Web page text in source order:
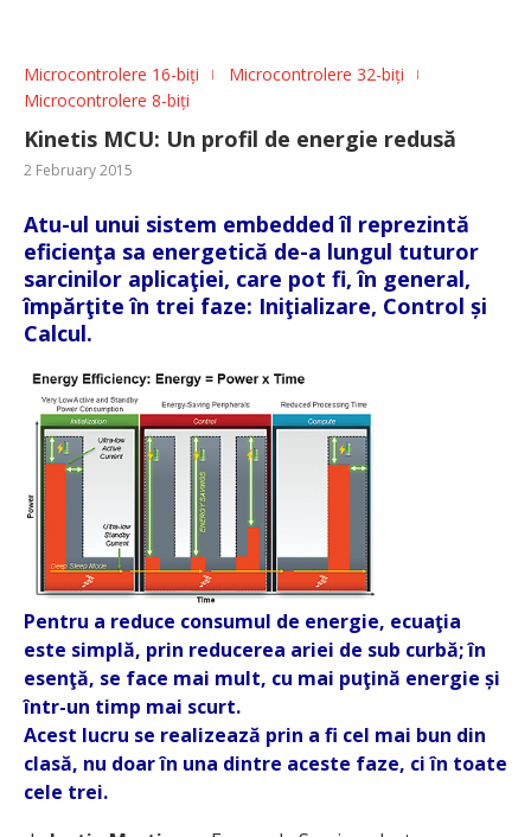
Microcontrolere 16-biți
Microcontrolere 32-biți
Microcontrolere 8-biți
Kinetis MCU: Un profil de energie redusă
2 February 2015
Atu-ul unui sistem embedded îl reprezintă
eficienţa sa energetică de-a lungul tuturor
sarcinilor aplicaţiei, care pot fi, în general,
împărţite în trei faze: Iniţializare, Control și
Calcul.
Pentru a reduce consumul de energie, ecuaţia
este simplă, prin reducerea ariei de sub curbă; în
esenţă, se face mai mult, cu mai puţină energie și
într-un timp mai scurt.
Acest lucru se realizează prin a fi cel mai bun din
clasă, nu doar în una dintre aceste faze, ci în toate
cele trei.